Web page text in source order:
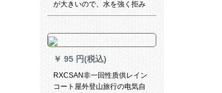
が大きいので、水を強く拒み
ます。三つ折りのビジネ傘晴
9911紺青64 CM*10 K
￥ 95 円(税込)
RXCSAN非一回性质供レイン
コート屋外登山旅行の电気自